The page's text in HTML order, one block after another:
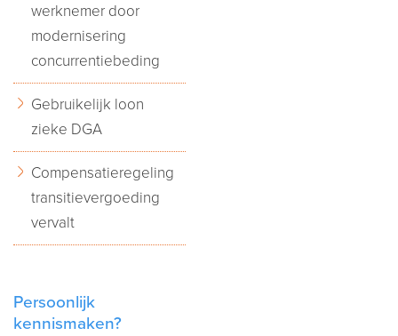
werknemer door
modernisering
concurrentiebeding
Gebruikelijk loon
zieke DGA
Compensatieregeling
transitievergoeding
vervalt
Persoonlijk
kennismaken?